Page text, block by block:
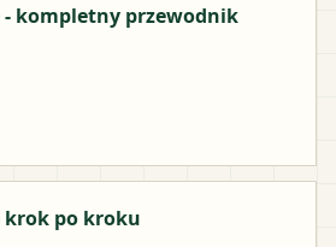
- kompletny przewodnik
krok po kroku